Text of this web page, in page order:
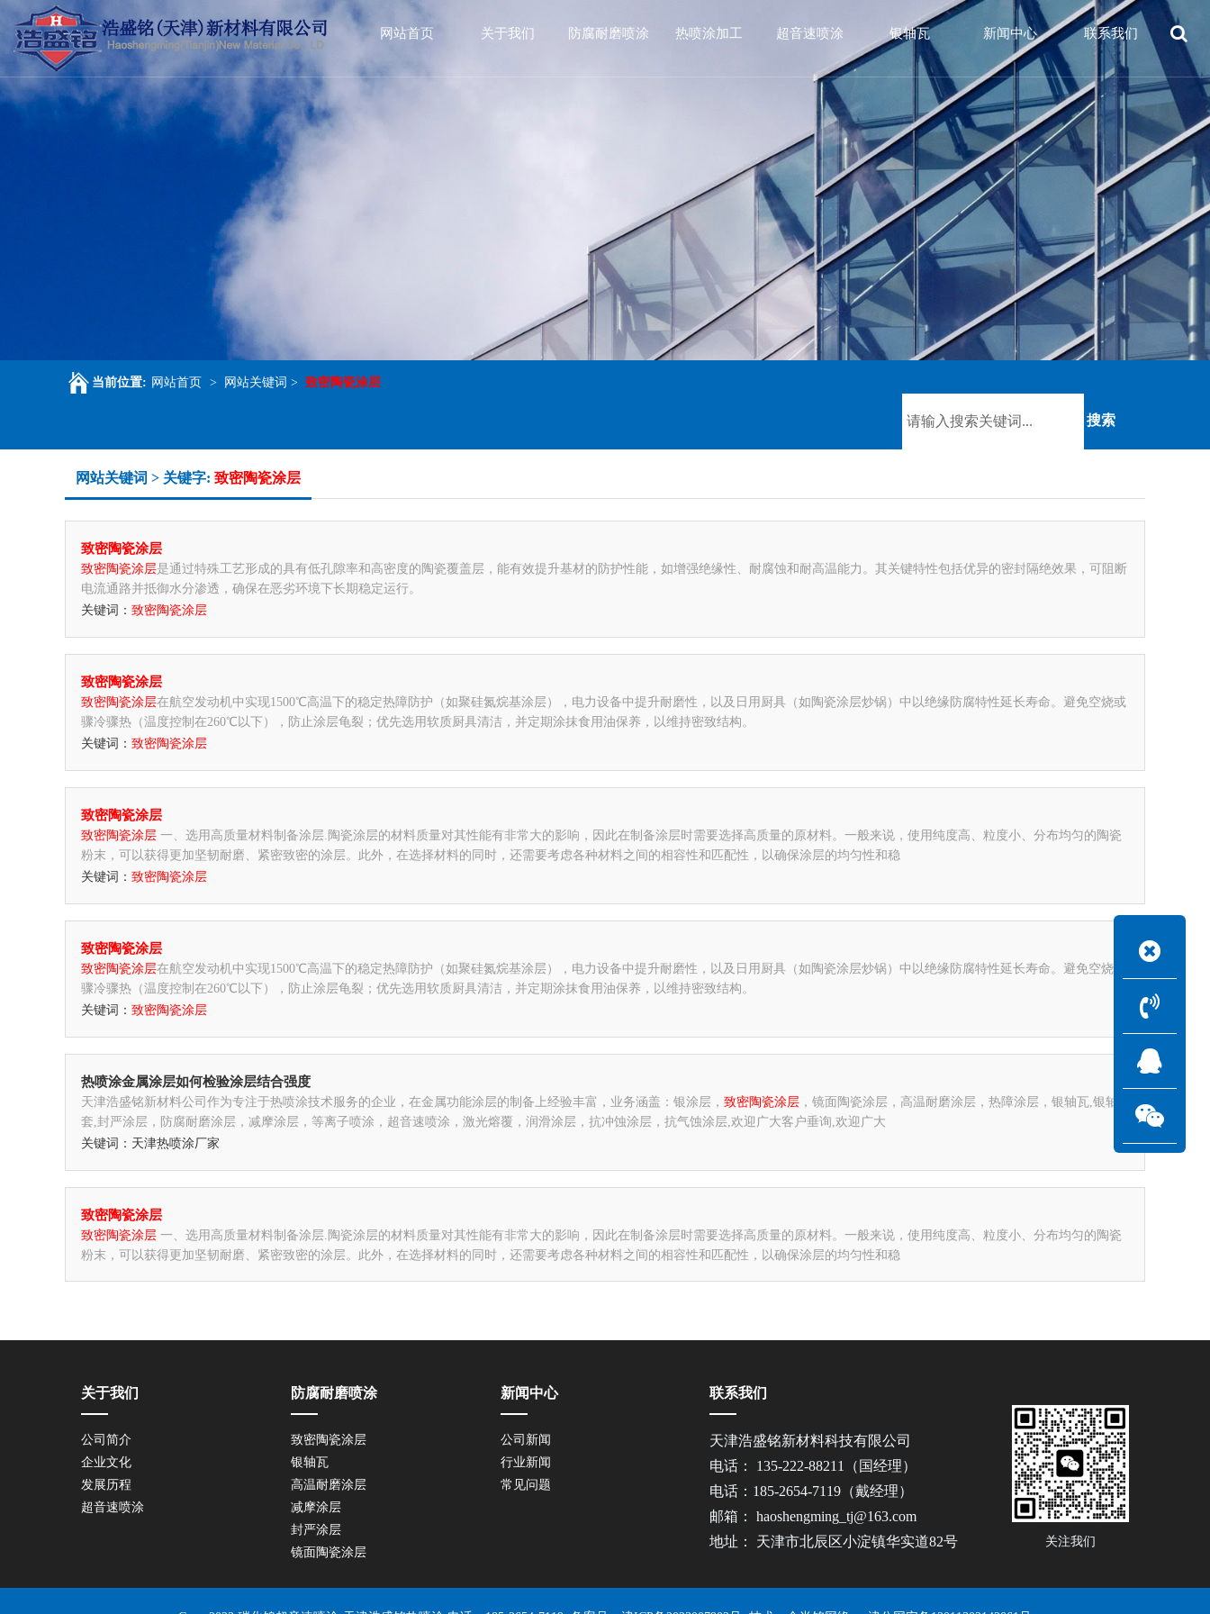
网站首页 关于我们 防腐耐磨喷涂 热喷涂加工 超音速喷涂 银轴瓦 新闻中心 联系我们
当前位置: 网站首页 > 网站关键词 > 致密陶瓷涂层
网站关键词 > 关键字: 致密陶瓷涂层
致密陶瓷涂层
致密陶瓷涂层是通过特殊工艺形成的具有低孔隙率和高密度的陶瓷覆盖层，能有效提升基材的防护性能，如增强绝缘性、耐腐蚀和耐高温能力。其关键特性包括优异的密封隔绝效果，可阻断
电流通路并抵御水分渗透，确保在恶劣环境下长期稳定运行。
关键词： 致密陶瓷涂层
致密陶瓷涂层
致密陶瓷涂层在航空发动机中实现1500℃高温下的稳定热障防护（如聚硅氮烷基涂层），电力设备中提升耐磨性，以及日用厨具（如陶瓷涂层炒锅）中以绝缘防腐特性延长寿命。避免空烧或
骤冷骤热（温度控制在260℃以下），防止涂层龟裂；优先选用软质厨具清洁，并定期涂抹食用油保养，以维持密致结构。
关键词： 致密陶瓷涂层
致密陶瓷涂层
致密陶瓷涂层 一、选用高质量材料制备涂层.陶瓷涂层的材料质量对其性能有非常大的影响，因此在制备涂层时需要选择高质量的原材料。一般来说，使用纯度高、粒度小、分布均匀的陶瓷
粉末，可以获得更加坚韧耐磨、紧密致密的涂层。此外，在选择材料的同时，还需要考虑各种材料之间的相容性和匹配性，以确保涂层的均匀性和稳
关键词： 致密陶瓷涂层
致密陶瓷涂层
致密陶瓷涂层在航空发动机中实现1500℃高温下的稳定热障防护（如聚硅氮烷基涂层），电力设备中提升耐磨性，以及日用厨具（如陶瓷涂层炒锅）中以绝缘防腐特性延长寿命。避免空烧或
骤冷骤热（温度控制在260℃以下），防止涂层龟裂；优先选用软质厨具清洁，并定期涂抹食用油保养，以维持密致结构。
关键词： 致密陶瓷涂层
热喷涂金属涂层如何检验涂层结合强度
天津浩盛铭新材料公司作为专注于热喷涂技术服务的企业，在金属功能涂层的制备上经验丰富，业务涵盖：银涂层， 致密陶瓷涂层 ，镜面陶瓷涂层，高温耐磨涂层，热障涂层，银轴瓦,银轴
套,封严涂层，防腐耐磨涂层，减摩涂层，等离子喷涂，超音速喷涂，激光熔覆，润滑涂层，抗冲蚀涂层，抗气蚀涂层,欢迎广大客户垂询,欢迎广大
关键词：天津热喷涂厂家
致密陶瓷涂层
致密陶瓷涂层 一、选用高质量材料制备涂层.陶瓷涂层的材料质量对其性能有非常大的影响，因此在制备涂层时需要选择高质量的原材料。一般来说，使用纯度高、粒度小、分布均匀的陶瓷
粉末，可以获得更加坚韧耐磨、紧密致密的涂层。此外，在选择材料的同时，还需要考虑各种材料之间的相容性和匹配性，以确保涂层的均匀性和稳
关于我们
公司简介
企业文化
发展历程
超音速喷涂
防腐耐磨喷涂
致密陶瓷涂层
银轴瓦
高温耐磨涂层
减摩涂层
封严涂层
镜面陶瓷涂层
新闻中心
公司新闻
行业新闻
常见问题
关注我们
联系我们
天津浩盛铭新材料科技有限公司
电话： 135-222-88211（国经理）
电话：185-2654-7119（戴经理）
邮箱： haoshengming_tj@163.com
地址： 天津市北辰区小淀镇华实道82号